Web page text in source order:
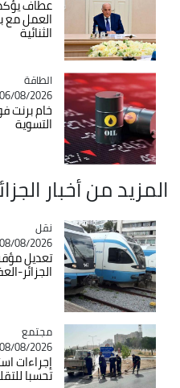
عطاف يؤكد
العمل مع
الثنائية
Catégorie
الطاقة
06/08/2026 - 11:10
التسوية
المزيد من أخبار الجزائر
Catégorie
نقل
08/08/2026 - 11:56
تعديل
الجزائر-
Catégorie
مجتمع
08/08/2026 - 10:42
إجراءات
تحسبا